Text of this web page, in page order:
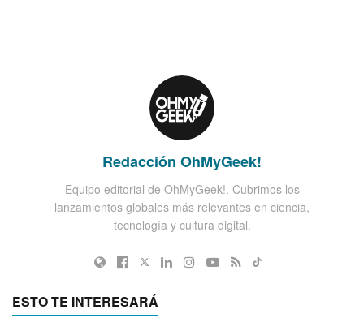
Redacción OhMyGeek!
Equipo editorial de OhMyGeek!. Cubrimos los
lanzamientos globales más relevantes en ciencia,
tecnología y cultura digital.
ESTO TE INTERESARÁ